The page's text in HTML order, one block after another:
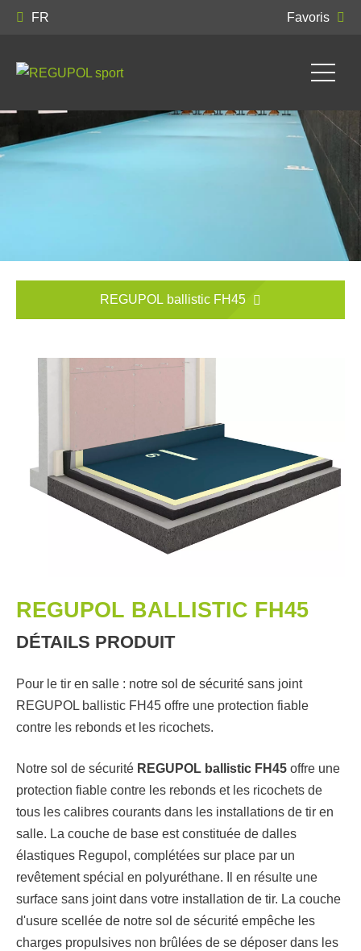
FR Favoris
REGUPOL ballistic FH45
REGUPOL BALLISTIC FH45
DÉTAILS PRODUIT
Pour le tir en salle : notre sol de sécurité sans joint
REGUPOL ballistic FH45 offre une protection fiable
contre les rebonds et les ricochets.
Notre sol de sécurité REGUPOL ballistic FH45 offre une
protection fiable contre les rebonds et les ricochets de
tous les calibres courants dans les installations de tir en
salle. La couche de base est constituée de dalles
élastiques Regupol, complétées sur place par un
revêtement spécial en polyuréthane. Il en résulte une
surface sans joint dans votre installation de tir. La couche
d'usure scellée de notre sol de sécurité empêche les
charges propulsives non brûlées de se déposer dans les